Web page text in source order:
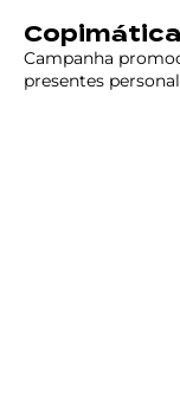
Copimática
Campanha
presentes